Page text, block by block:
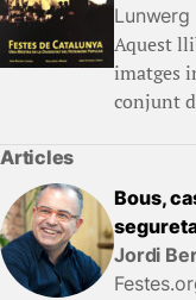
Lunwerg
Aquest
imatges
conjunt
Articles
Bous,
Jordi